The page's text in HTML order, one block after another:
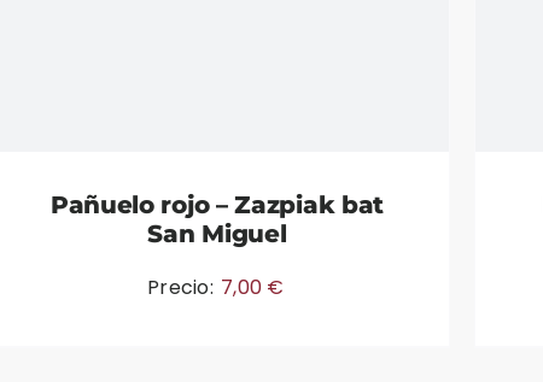
Pañuelo rojo – Zazpiak bat
San Miguel
Precio: 7,00 €